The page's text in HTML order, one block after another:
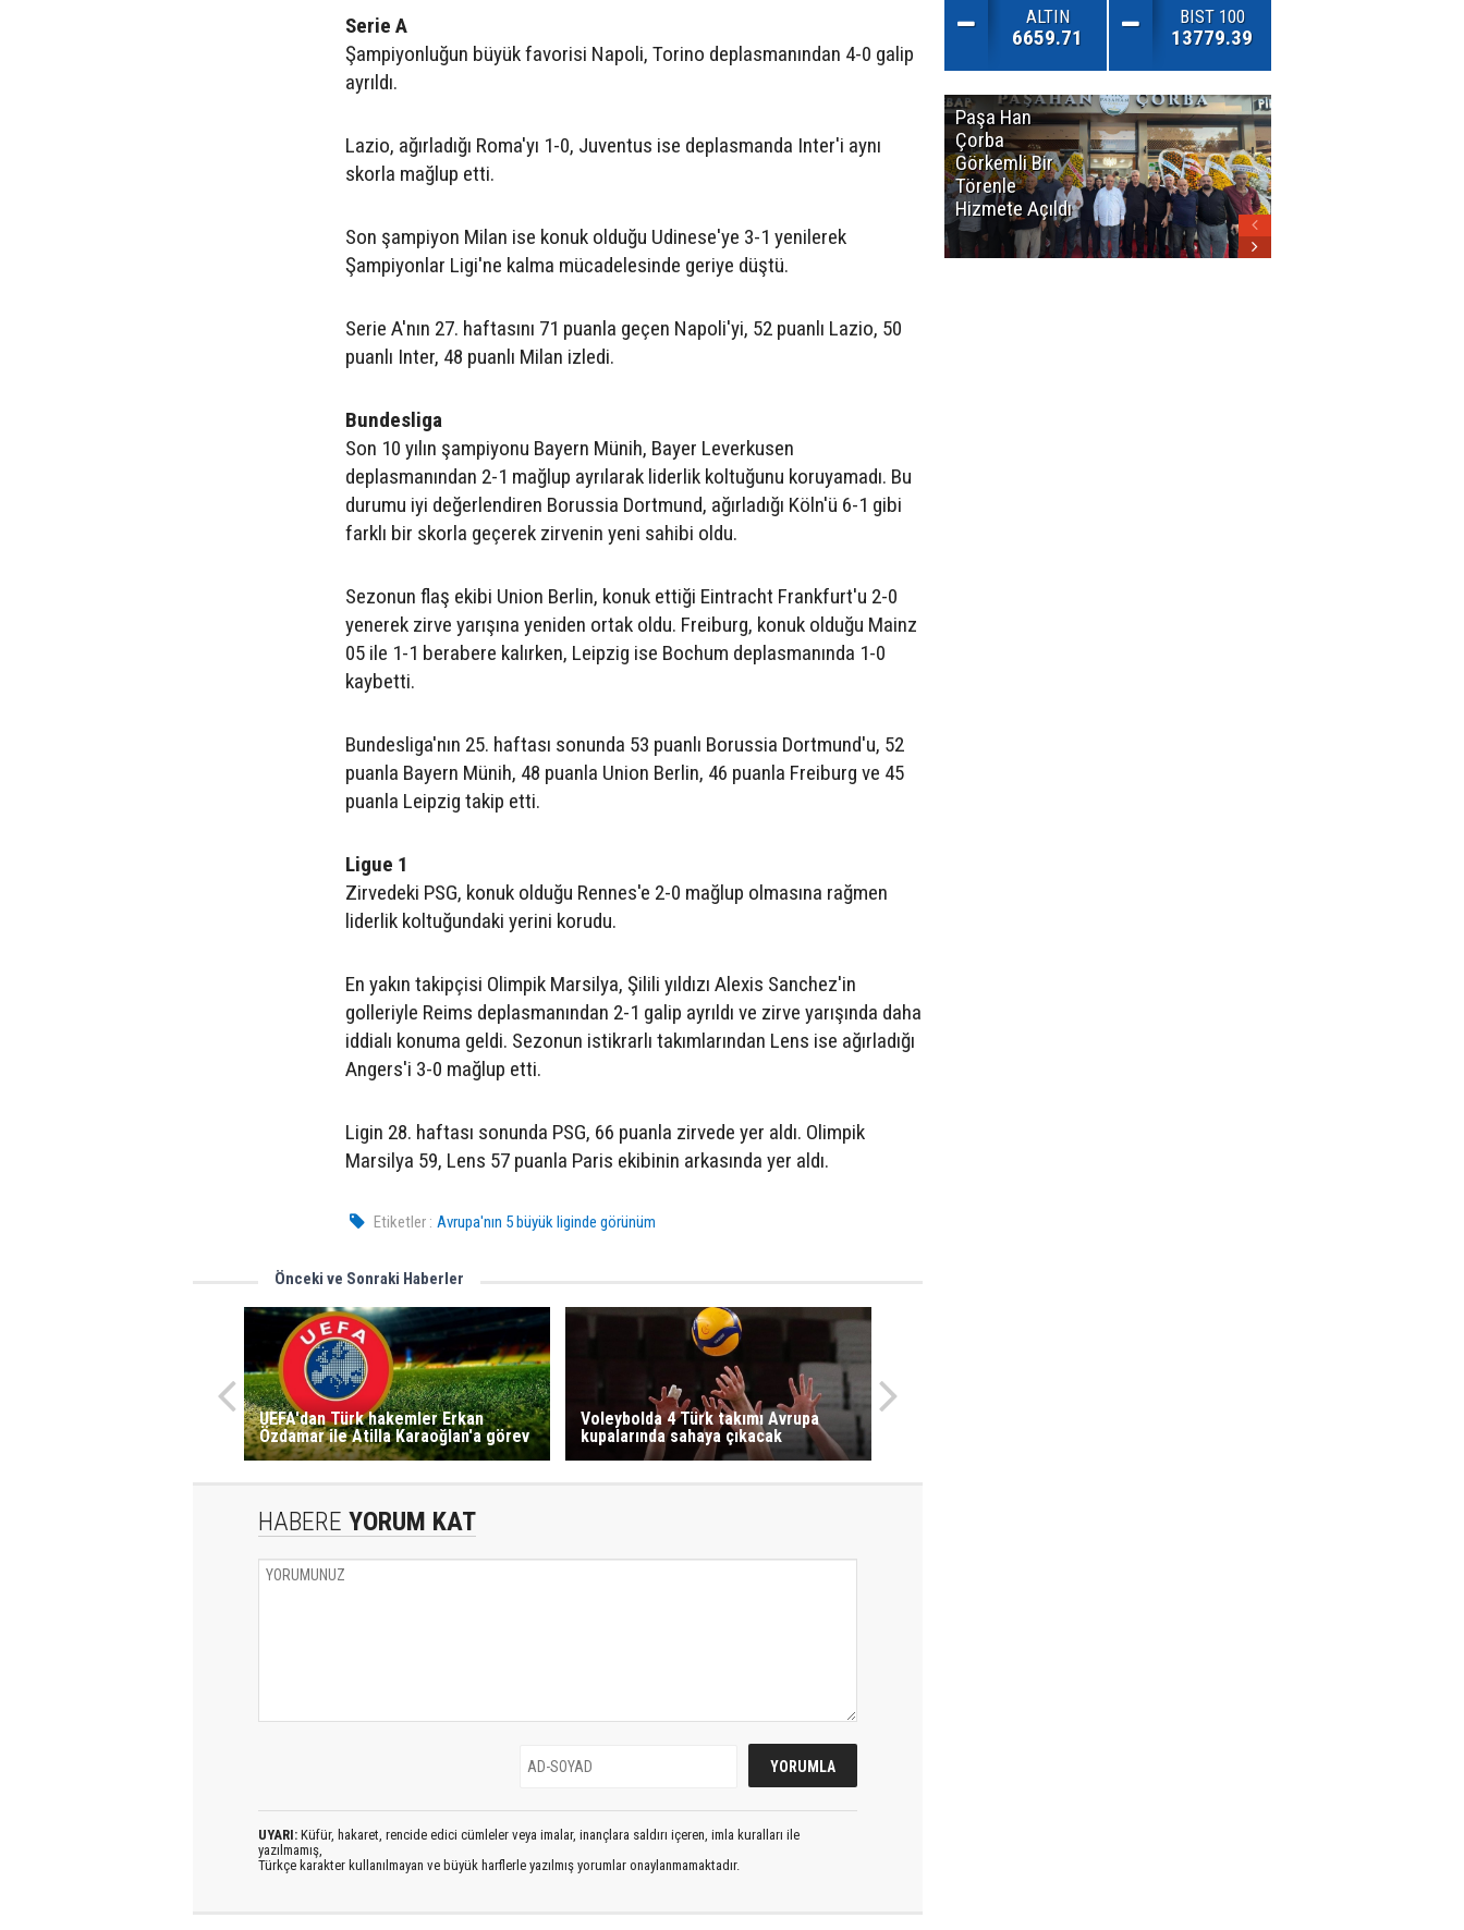
Serie A
Şampiyonluğun büyük favorisi Napoli, Torino deplasmanından 4-0 galip
ayrıldı.
Lazio, ağırladığı Roma'yı 1-0, Juventus ise deplasmanda Inter'i aynı
skorla mağlup etti.
Son şampiyon Milan ise konuk olduğu Udinese'ye 3-1 yenilerek
Şampiyonlar Ligi'ne kalma mücadelesinde geriye düştü.
Serie A'nın 27. haftasını 71 puanla geçen Napoli'yi, 52 puanlı Lazio, 50
puanlı Inter, 48 puanlı Milan izledi.
Bundesliga
Son 10 yılın şampiyonu Bayern Münih, Bayer Leverkusen
deplasmanından 2-1 mağlup ayrılarak liderlik koltuğunu koruyamadı. Bu
durumu iyi değerlendiren Borussia Dortmund, ağırladığı Köln'ü 6-1 gibi
farklı bir skorla geçerek zirvenin yeni sahibi oldu.
Sezonun flaş ekibi Union Berlin, konuk ettiği Eintracht Frankfurt'u 2-0
yenerek zirve yarışına yeniden ortak oldu. Freiburg, konuk olduğu Mainz
05 ile 1-1 berabere kalırken, Leipzig ise Bochum deplasmanında 1-0
kaybetti.
Bundesliga'nın 25. haftası sonunda 53 puanlı Borussia Dortmund'u, 52
puanla Bayern Münih, 48 puanla Union Berlin, 46 puanla Freiburg ve 45
puanla Leipzig takip etti.
Ligue 1
Zirvedeki PSG, konuk olduğu Rennes'e 2-0 mağlup olmasına rağmen
liderlik koltuğundaki yerini korudu.
En yakın takipçisi Olimpik Marsilya, Şilili yıldızı Alexis Sanchez'in
golleriyle Reims deplasmanından 2-1 galip ayrıldı ve zirve yarışında daha
iddialı konuma geldi. Sezonun istikrarlı takımlarından Lens ise ağırladığı
Angers'i 3-0 mağlup etti.
Ligin 28. haftası sonunda PSG, 66 puanla zirvede yer aldı. Olimpik
Marsilya 59, Lens 57 puanla Paris ekibinin arkasında yer aldı.
Etiketler : Avrupa'nın 5 büyük liginde görünüm
Önceki ve Sonraki Haberler
UEFA'dan Türk hakemler Erkan
Özdamar ile Atilla Karaoğlan'a görev
Voleybolda 4 Türk takımı Avrupa
kupalarında sahaya çıkacak
HABERE YORUM KAT
UYARI: Küfür, hakaret, rencide edici cümleler veya imalar, inançlara saldırı içeren, imla kuralları ile
yazılmamış,
Türkçe karakter kullanılmayan ve büyük harflerle yazılmış yorumlar onaylanmamaktadır.
ALTIN
6659.71
BIST 100
13779.39
Paşa Han
Çorba
Görkemli Bir
Törenle
Hizmete Açıldı